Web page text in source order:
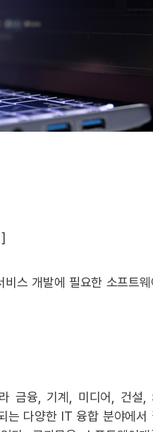
스 개발에 필요한 소프트
금융, 기계, 미디어, 건
는 다양한 IT 융합 분야에